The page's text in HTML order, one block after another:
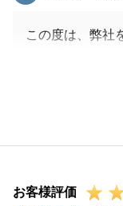
この度は、弊社
_合わせてお褒
お困りのことが
今後ともよろし
お客様評価